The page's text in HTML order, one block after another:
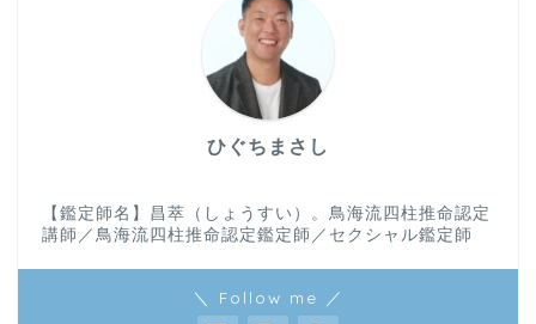
ひぐちまさし
【鑑定師名】昌萃（しょうすい）。鳥海流四柱推命認定
講師／鳥海流四柱推命認定鑑定師／セクシャル鑑定師
＼ Follow me ／